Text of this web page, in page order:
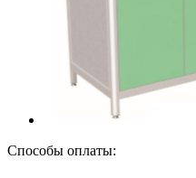
Способы оплаты: